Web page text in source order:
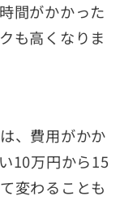
間がかかった
も高くなりま
、費用がかか
10万円から15
変わることも